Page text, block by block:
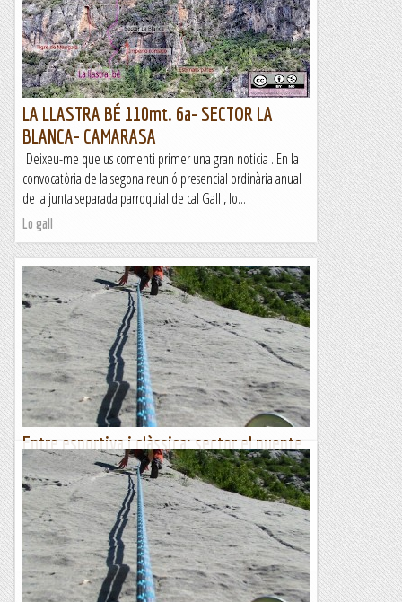
LA LLASTRA BÉ 110mt. 6a- SECTOR LA
BLANCA- CAMARASA
Deixeu-me que us comenti primer una gran noticia . En la
convocatòria de la segona reunió presencial ordinària anual
de la junta separada parroquial de cal Gall , lo...
Lo gall
Entre esportiva i clàssica: sector el puente
(bonansa)
Tercer llargHem anat a escalar en aquest sector per preparar
l'Acampada Social que és una activitat que organitzem el CEL
el 2 i 4 de setembre on ens trobem els escaladors...
Escalada per a tontos